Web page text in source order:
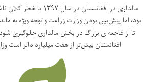
مالداری در افغانستان در
بود، اما پیش‌بین بودن وزارت زراعت و توجه ویژه به
تا از فاجعه‌ای بزرگ در بخش مالداری جلوگیری
افغانستان بیش‌تر از هفت میلیارد دالر است